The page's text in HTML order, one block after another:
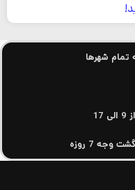
تمام شهرها
7 روزه